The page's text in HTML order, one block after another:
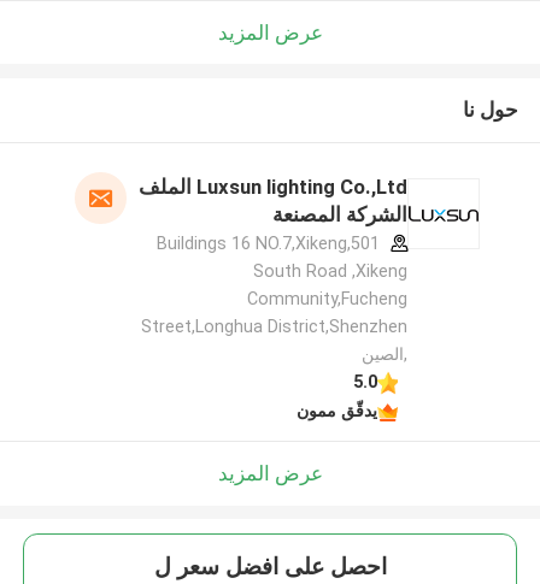
عرض المزيد
حول نا
Luxsun lighting Co.,Ltd الملف
الشركة المصنعة
501,Buildings 16 NO.7,Xikeng
South Road ,Xikeng
Community,Fucheng
Street,Longhua District,Shenzhen
,الصين
5.0
يدقّق ممون
عرض المزيد
احصل على افضل سعر ل